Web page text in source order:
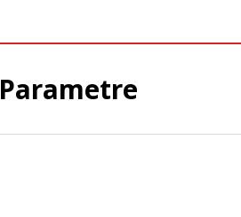
Parametre